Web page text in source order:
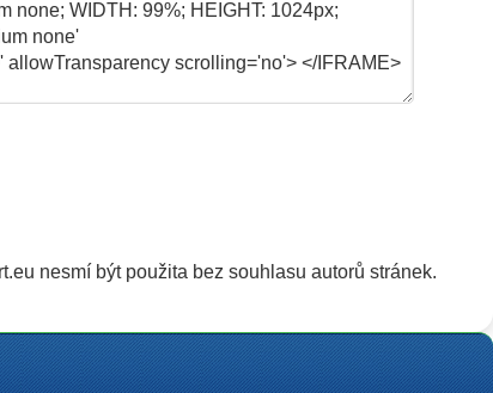
nesmí být použita bez souhlasu autorů stránek.